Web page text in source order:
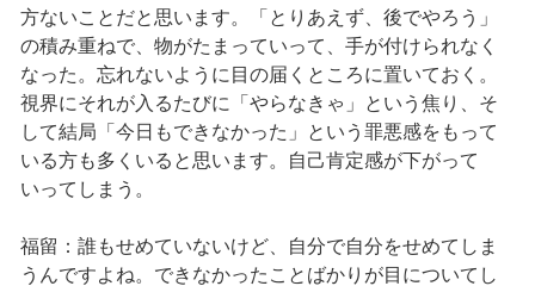
方ないことだと思います。「とりあえず、後でやろう」
の積み重ねで、物がたまっていって、手が付けられなく
なった。忘れないように目の届くところに置いておく。
視界にそれが入るたびに「やらなきゃ」という焦り、そ
して結局「今日もできなかった」という罪悪感をもって
いる方も多くいると思います。自己肯定感が下がって
いってしまう。
福留：誰もせめていないけど、自分で自分をせめてしま
うんですよね。できなかったことばかりが目についてし